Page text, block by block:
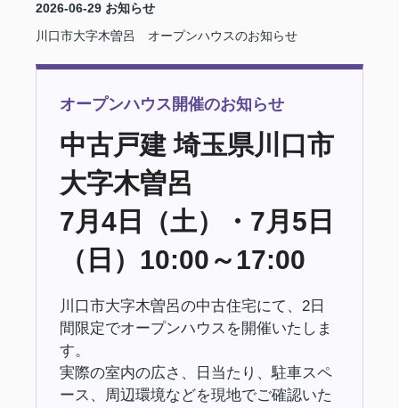
2026-06-29 お知らせ
川口市大字木曽呂 オープンハウスのお知らせ
オープンハウス開催のお知らせ
中古戸建 埼玉県川口市
大字木曽呂
7月4日（土）・7月5日
（日）10:00～17:00
川口市大字木曽呂の中古住宅にて、2日
間限定でオープンハウスを開催いたしま
す。
実際の室内の広さ、日当たり、駐車スペ
ース、周辺環境などを現地でご確認いた